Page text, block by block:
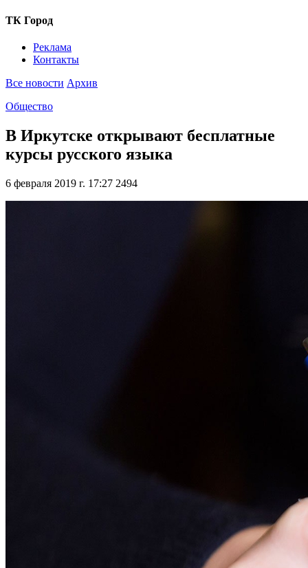
ТК Город
Реклама
Контакты
Все новости Архив
Общество
В Иркутске открывают бесплатные
курсы русского языка
6 февраля 2019 г. 17:27 2494